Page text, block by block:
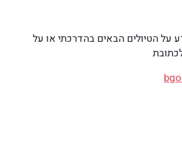
על הטיולים הבאים בהדרכתי או על